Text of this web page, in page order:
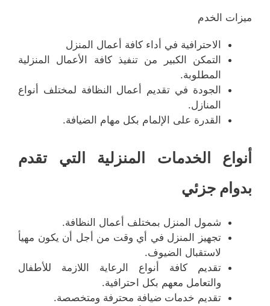
ميزات الخدم
الاحترافية في أداء كافة أعمال المنزل
التمكن الكبير من تنفيذ كافة الأعمال المنزلية
المطلوبة.
الجودة في تقديم أعمال النظافة لمختلف أنواع
المنازل.
القدرة على الإلمام بكل مهام الضيافة.
أنواع الخدمات المنزلية التي تقدم
بدوام جزئي
شمول المنزل بمختلف أعمال النظافة.
تجهيز المنزل في أي وقت من أجل أن يكون مهيأ
لاستقبال الضيوف.
تقديم كافة أنواع الرعاية اللازمة للأطفال
والتعامل معهم بكل احترافية.
تقديم خدمات ضيافة محترفة ومتخصصة.